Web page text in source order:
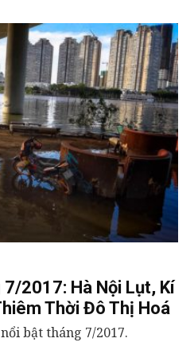
7/2017: Hà Nội Lụt, Kí
Thời Đô Thị Hoá
bật tháng 7/2017.